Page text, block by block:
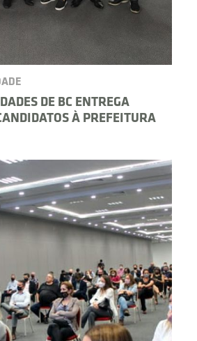
DE BC ENTREGA
À PREFEITURA